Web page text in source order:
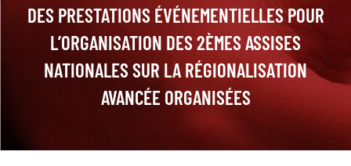
DES PRESTATIONS ÉVÉNEMENTIELLES POUR
L’ORGANISATION DES 2ÈMES ASSISES
NATIONALES SUR LA RÉGIONALISATION
AVANCÉE ORGANISÉES